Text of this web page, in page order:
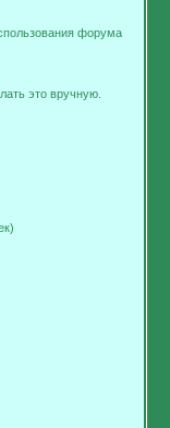
форума
это вручную.